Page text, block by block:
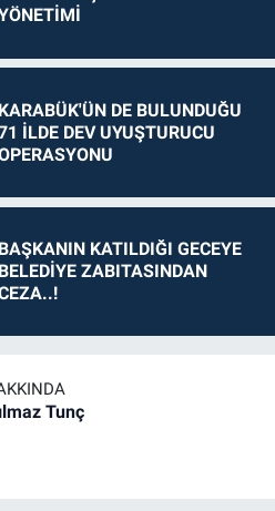
KARABÜK'ÜN DE BULUNDUĞU
İLDE DEV UYUŞTURUCU
BAŞKANIN KATILDIĞI GECEYE
BELEDİYE ZABITASINDAN
Tunç